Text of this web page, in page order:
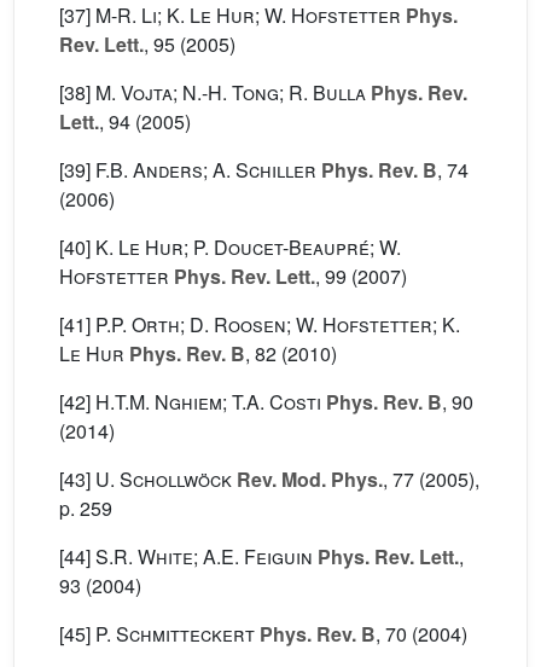
[37] M-R. Li; K. Le Hur; W. Hofstetter Phys.
Rev. Lett., 95 (2005)
[38] M. Vojta; N.-H. Tong; R. Bulla Phys. Rev.
Lett., 94 (2005)
[39] F.B. Anders; A. Schiller Phys. Rev. B, 74
(2006)
[40] K. Le Hur; P. Doucet-Beaupré; W.
Hofstetter Phys. Rev. Lett., 99 (2007)
[41] P.P. Orth; D. Roosen; W. Hofstetter; K.
Le Hur Phys. Rev. B, 82 (2010)
[42] H.T.M. Nghiem; T.A. Costi Phys. Rev. B, 90
(2014)
[43] U. Schollwöck Rev. Mod. Phys., 77 (2005),
p. 259
[44]S.R. White; A.E. Feiguin Phys. Rev. Lett.,
93 (2004)
[45] P. Schmitteckert Phys. Rev. B, 70 (2004)